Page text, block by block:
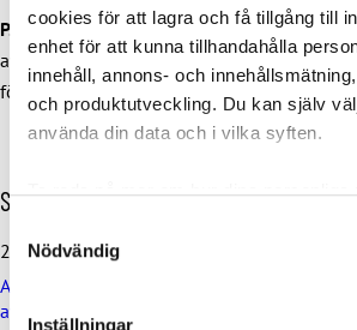
cookies för att lagra och få tillgång till
enhet för att kunna tillhandahålla
innehåll, annons- och
och produktutveckling. Du kan själv
använda din data och i vilka syften.
Ta reda på mer om hur dina personliga
Du kan ändra eller dra tillbaka ditt
Nödvändig
Inställningar
P.S. Vill du veta vad som är på gång i JHL:s
avtalsförhandlingar? Du hittar det aktuella
förhandlingsläget
H
o
p
p
a
ö
Senaste nyheterna
29.6.2026
Arbetsdomstolen dömde Helsingfors stad
av brott mot kollektivavtal